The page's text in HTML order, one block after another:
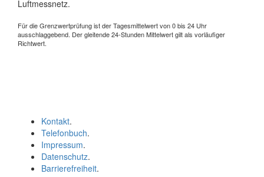
Luftmessnetz.
Für die Grenzwertprüfung ist der Tagesmittelwert von 0 bis 24 Uhr
ausschlaggebend. Der gleitende 24-Stunden Mittelwert gilt als vorläufiger
Richtwert.
Kontakt.
Telefonbuch.
Impressum.
Datenschutz.
Barrierefreiheit.